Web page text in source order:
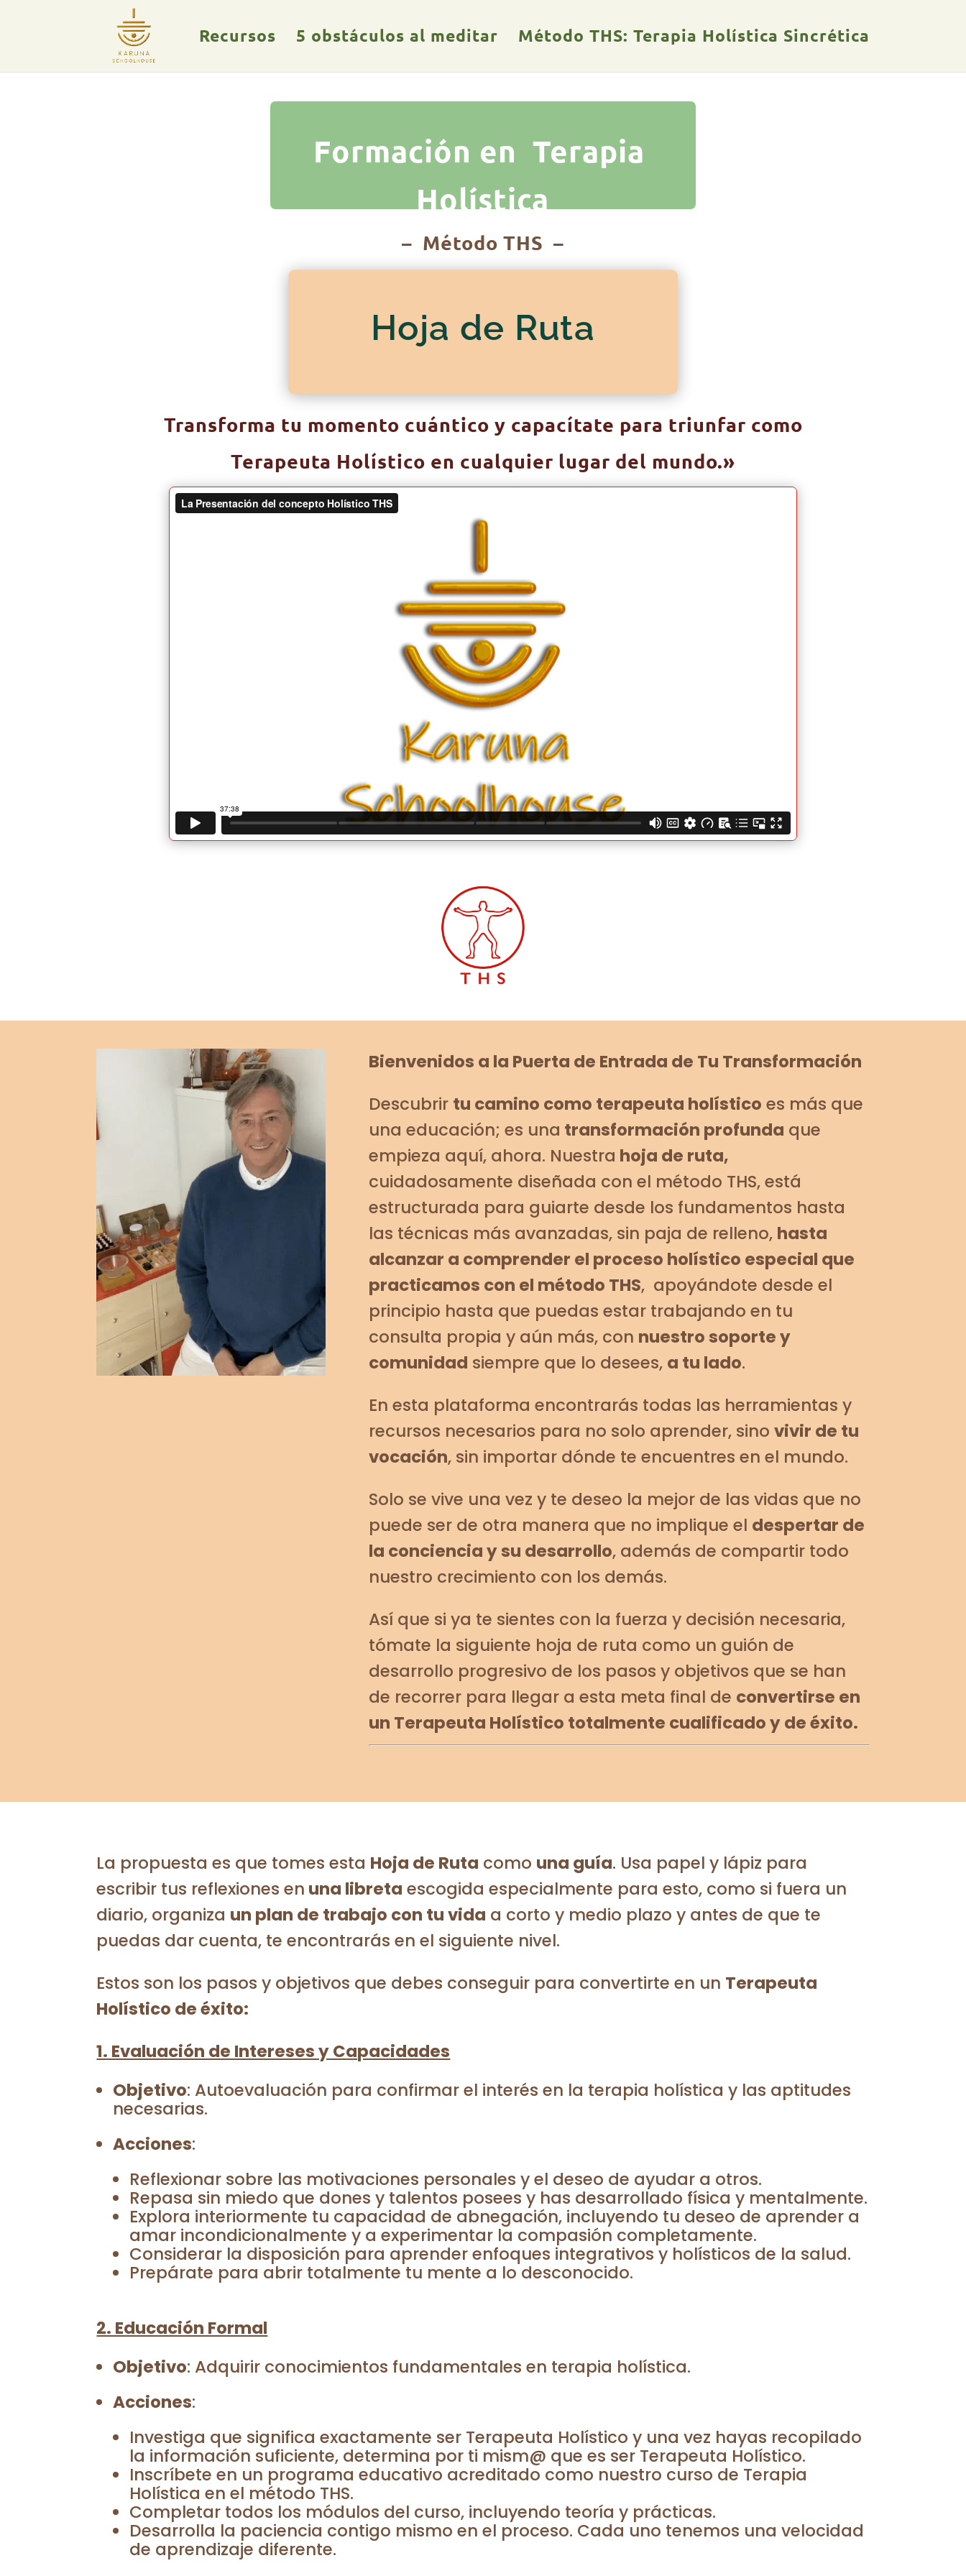
Recursos 5 obstáculos al meditar Método THS: Terapia Holística Sincrética
Formación en Terapia
Holística
– Método THS –
Hoja de Ruta
Transforma tu momento cuántico y capacítate para triunfar como
Terapeuta Holístico en cualquier lugar del mundo.»
Bienvenidos a la Puerta de Entrada de Tu Transformación
Descubrir tu camino como terapeuta holístico es más que
una educación; es una transformación profunda que
empieza aquí, ahora. Nuestra hoja de ruta,
cuidadosamente diseñada con el método THS, está
estructurada para guiarte desde los fundamentos hasta
las técnicas más avanzadas, sin paja de relleno, hasta
alcanzar a comprender el proceso holístico especial que
practicamos con el método THS, apoyándote desde el
principio hasta que puedas estar trabajando en tu
consulta propia y aún más, con nuestro soporte y
comunidad siempre que lo desees, a tu lado.
En esta plataforma encontrarás todas las herramientas y
recursos necesarios para no solo aprender, sino vivir de tu
vocación, sin importar dónde te encuentres en el mundo.
Solo se vive una vez y te deseo la mejor de las vidas que no
puede ser de otra manera que no implique el despertar de
la conciencia y su desarrollo, además de compartir todo
nuestro crecimiento con los demás.
Así que si ya te sientes con la fuerza y decisión necesaria,
tómate la siguiente hoja de ruta como un guión de
desarrollo progresivo de los pasos y objetivos que se han
de recorrer para llegar a esta meta final de convertirse en
un Terapeuta Holístico totalmente cualificado y de éxito.
La propuesta es que tomes esta Hoja de Ruta como una guía. Usa papel y lápiz para
escribir tus reflexiones en una libreta escogida especialmente para esto, como si fuera un
diario, organiza un plan de trabajo con tu vida a corto y medio plazo y antes de que te
puedas dar cuenta, te encontrarás en el siguiente nivel.
Estos son los pasos y objetivos que debes conseguir para convertirte en un Terapeuta
Holístico de éxito:
1. Evaluación de Intereses y Capacidades
Objetivo: Autoevaluación para confirmar el interés en la terapia holística y las aptitudes
necesarias.
Acciones:
Reflexionar sobre las motivaciones personales y el deseo de ayudar a otros.
Repasa sin miedo que dones y talentos posees y has desarrollado física y mentalmente.
Explora interiormente tu capacidad de abnegación, incluyendo tu deseo de aprender a
amar incondicionalmente y a experimentar la compasión completamente.
Considerar la disposición para aprender enfoques integrativos y holísticos de la salud.
Prepárate para abrir totalmente tu mente a lo desconocido.
2. Educación Formal
Objetivo: Adquirir conocimientos fundamentales en terapia holística.
Acciones:
Investiga que significa exactamente ser Terapeuta Holístico y una vez hayas recopilado
la información suficiente, determina por ti mism@ que es ser Terapeuta Holístico.
Inscríbete en un programa educativo acreditado como nuestro curso de Terapia
Holística en el método THS.
Completar todos los módulos del curso, incluyendo teoría y prácticas.
Desarrolla la paciencia contigo mismo en el proceso. Cada uno tenemos una velocidad
de aprendizaje diferente.